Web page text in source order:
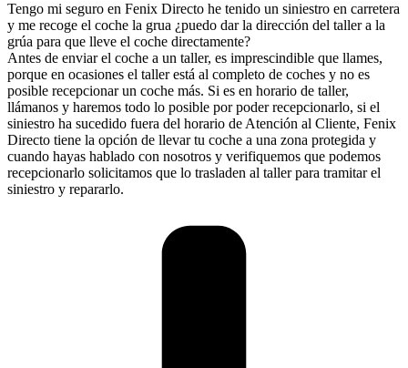
Tengo mi seguro en Fenix Directo he tenido un siniestro en carretera
y me recoge el coche la grua ¿puedo dar la dirección del taller a la
grúa para que lleve el coche directamente?
Antes de enviar el coche a un taller, es imprescindible que llames,
porque en ocasiones el taller está al completo de coches y no es
posible recepcionar un coche más. Si es en horario de taller,
llámanos y haremos todo lo posible por poder recepcionarlo, si el
siniestro ha sucedido fuera del horario de Atención al Cliente, Fenix
Directo tiene la opción de llevar tu coche a una zona protegida y
cuando hayas hablado con nosotros y verifiquemos que podemos
recepcionarlo solicitamos que lo trasladen al taller para tramitar el
siniestro y repararlo.